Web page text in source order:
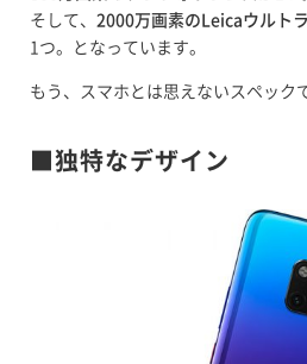
そして、 2000万画素のLeicaウルト
1つ。となっています。
もう、スマホとは思えないスペッ
■独特なデザイン